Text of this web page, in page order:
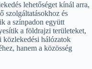
lehetőséget kínál arra,
szolgáltatásokhoz és
a színpadon együtt
a földrajzi területeket,
közlekedési hálózatok
hanem a közösség